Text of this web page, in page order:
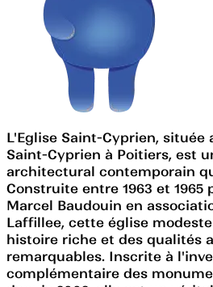
L'Eglise Saint-Cyprien, située
Saint-Cyprien à Poitiers, est
architectural contemporain
Construite entre 1963 et 1965
Marcel Baudouin en
Laffillee, cette église
histoire riche et des qualités
remarquables. Inscrite à
complémentaire des